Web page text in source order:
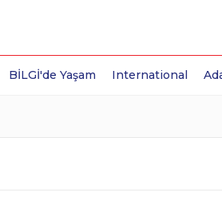
BİLGİ'de Yaşam International